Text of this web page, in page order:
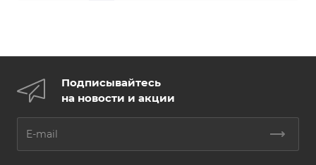
Подписывайтесь
на новости и акции